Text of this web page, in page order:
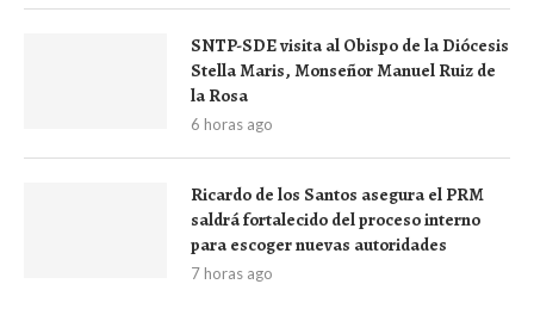
SNTP-SDE visita al Obispo de la Diócesis
Stella Maris, Monseñor Manuel Ruiz de
la Rosa
6 horas ago
Ricardo de los Santos asegura el PRM
saldrá fortalecido del proceso interno
para escoger nuevas autoridades
7 horas ago